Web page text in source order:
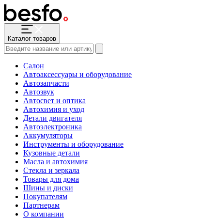
Каталог товаров
Салон
Автоаксессуары и оборудование
Автозапчасти
Автозвук
Автосвет и оптика
Автохимия и уход
Детали двигателя
Автоэлектроника
Аккумуляторы
Инструменты и оборудование
Кузовные детали
Масла и автохимия
Стекла и зеркала
Товары для дома
Шины и диски
Покупателям
Партнерам
О компании